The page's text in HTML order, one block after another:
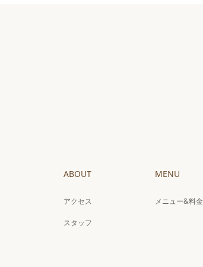
ABOUT
アクセス
スタッフ
MENU
メニュー&料金